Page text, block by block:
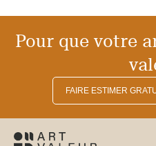
Pour que votre
FAIRE ESTIMER